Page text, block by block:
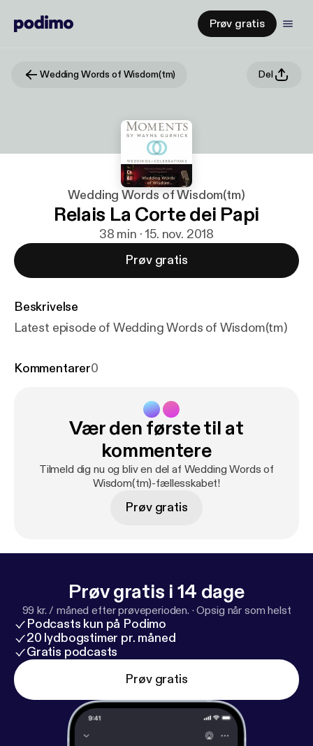
Prøv gratis
Wedding Words of Wisdom(tm) Del
Wedding Words of Wisdom(tm)
Relais La Corte dei Papi
38 min · 15. nov. 2018
Prøv gratis
Beskrivelse
Latest episode of Wedding Words of Wisdom(tm)
Kommentarer0
Vær den første til at
kommentere
Tilmeld dig nu og bliv en del af Wedding Words of
Wisdom(tm)-fællesskabet!
Prøv gratis
Prøv gratis i 14 dage
99 kr. / måned efter prøveperioden. ·Opsig når som helst
Podcasts kun på Podimo
20 lydbogstimer pr. måned
Gratis podcasts
Prøv gratis